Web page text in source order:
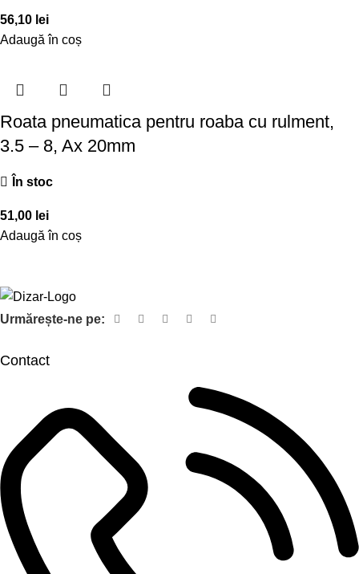
56,10 lei
Adaugă în coș
Roata pneumatica pentru roaba cu rulment,
3.5 – 8, Ax 20mm
În stoc
51,00 lei
Adaugă în coș
Urmărește-ne pe:
Contact